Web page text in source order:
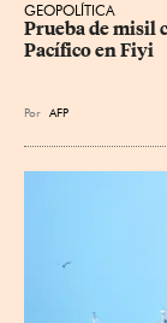
GEOPOLÍTICA
Prueba de misil
Pacífico en Fiyi
Por AFP